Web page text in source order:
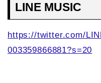
LINE MUSIC
https://twitter.com/
003359866881?s=20